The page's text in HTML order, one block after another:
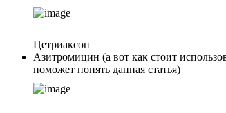
Цетриаксон
Азитромицин (а вот как стоит
поможет понять данная статья)